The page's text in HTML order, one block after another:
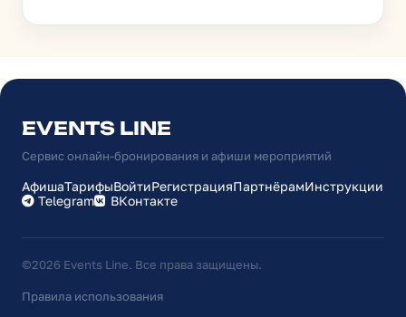
EVENTS LINE
Сервис онлайн-бронирования и афиши мероприятий
АфишаТарифыВойтиРегистрацияПартнёрамИнструкции
Telegram
ВКонтакте
©2026 Events Line. Все права защищены.
Правила использования